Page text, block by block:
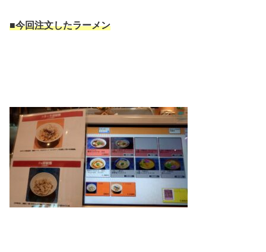
■今回注文したラーメン